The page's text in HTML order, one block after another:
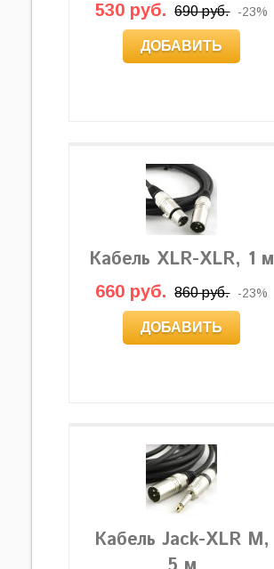
530 руб. 690 руб. -23%
ДОБАВИТЬ
Кабель XLR-XLR, 1 м
660 руб. 860 руб. -23%
ДОБАВИТЬ
Кабель Jack-XLR M,